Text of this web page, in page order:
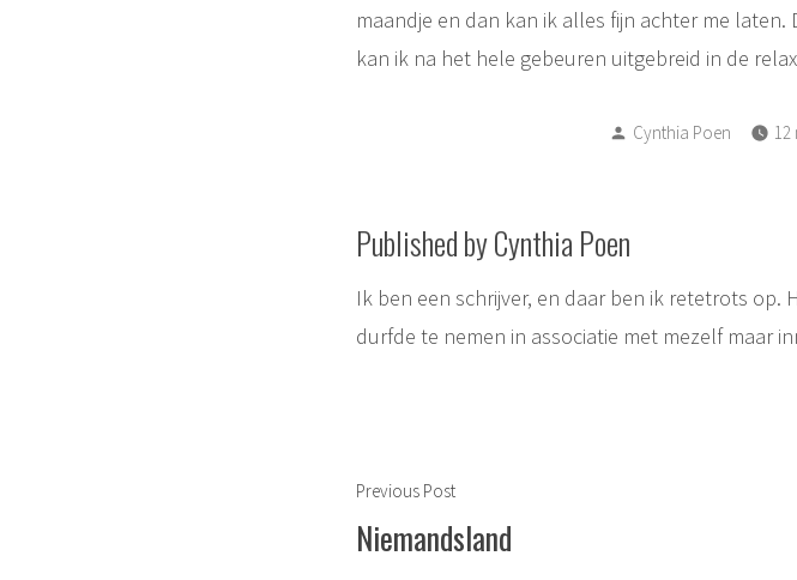
maandje en dan kan ik alles fijn achter me
kan ik na het hele gebeuren uitgebreid in de
Posted
Cynthia Poen 12
Published by Cynthia Poen
Ik ben een schrijver, en daar ben ik retetrots
durfde te nemen in associatie met mezelf maar
Berichtnavigatie
Previous PostPrevious
post:
Niemandsland